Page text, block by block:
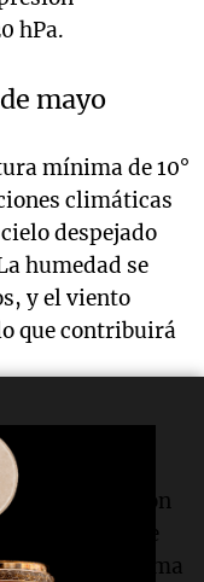
hPa.
mayo
mínima de 10°
climáticas
despejado
humedad se
y el viento
que contribuirá
presentarán con
jueves 14 de
y una máxima